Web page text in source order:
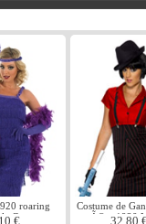
roaring
Costume
€
Costume de
annÃ©es 1920
32.80